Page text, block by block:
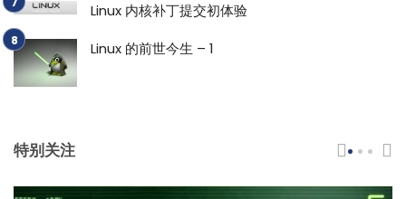
Linux 内核补丁提交初体验
Linux 的前世今生 – 1
特别关注